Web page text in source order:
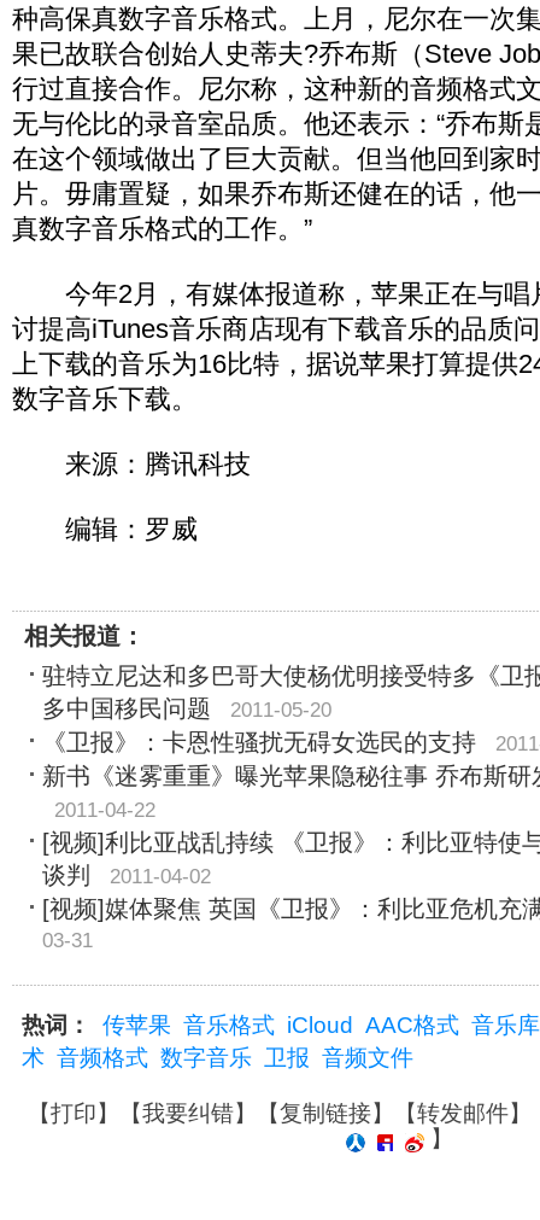
种高保真数字音乐格式。上月，尼尔在一次
果已故联合创始人史蒂夫?乔布斯（Steve
行过直接合作。尼尔称，这种新的音频格式
无与伦比的录音室品质。他还表示：“乔布斯
在这个领域做出了巨大贡献。但当他回到家
片。毋庸置疑，如果乔布斯还健在的话，他
真数字音乐格式的工作。”
今年2月，有媒体报道称，苹果正在与唱
讨提高iTunes音乐商店现有下载音乐的品质
上下载的音乐为16比特，据说苹果打算提供
数字音乐下载。
来源：腾讯科技
编辑：罗威
相关报道：
驻特立尼达和多巴哥大使杨优明接受特多《卫
多中国移民问题
2011-05-20
《卫报》：卡恩性骚扰无碍女选民的支持
新书《迷雾重重》曝光苹果隐秘往事 乔布斯研
2011-04-22
[视频]利比亚战乱持续 《卫报》：利比亚特使
谈判
2011-04-02
[视频]媒体聚焦 英国《卫报》：利比亚危机充
03-31
热词： 传苹果 音乐格式 iCloud AAC格式 音乐库
术 音频格式 数字音乐 卫报 音频文件
【打印】【我要纠错】【复制链接】【转发邮件】
】